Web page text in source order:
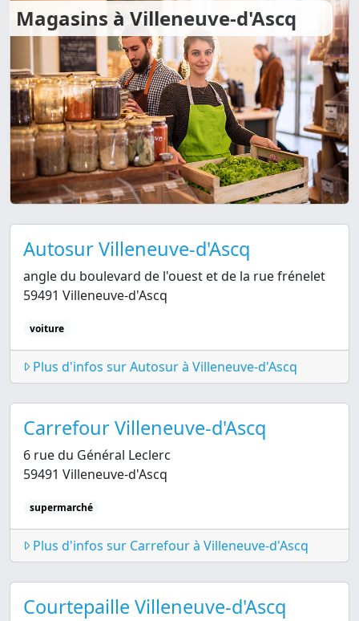
Magasins à Villeneuve-d'Ascq
Autosur Villeneuve-d'Ascq
angle du boulevard de l'ouest et de la rue frénelet
59491 Villeneuve-d'Ascq
voiture
Plus d'infos sur Autosur à Villeneuve-d'Ascq
Carrefour Villeneuve-d'Ascq
6 rue du Général Leclerc
59491 Villeneuve-d'Ascq
supermarché
Plus d'infos sur Carrefour à Villeneuve-d'Ascq
Courtepaille Villeneuve-d'Ascq